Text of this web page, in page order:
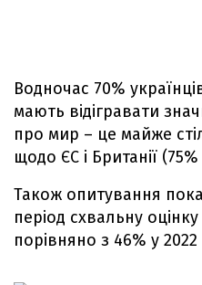
Водночас 70%
мають відігравати
про мир – це майже
щодо ЄС і Британії (75%
Також опитування
період схвальну
порівняно з 46% у 2022